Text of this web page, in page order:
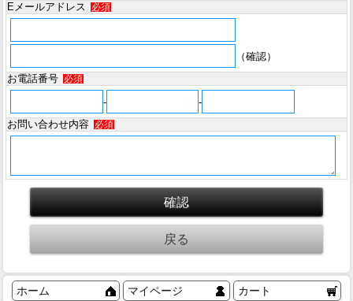
Eメールアドレス 必須
（確認）
お電話番号
必須
-
-
お問い合わせ内容
必須
ホーム マイページ カート